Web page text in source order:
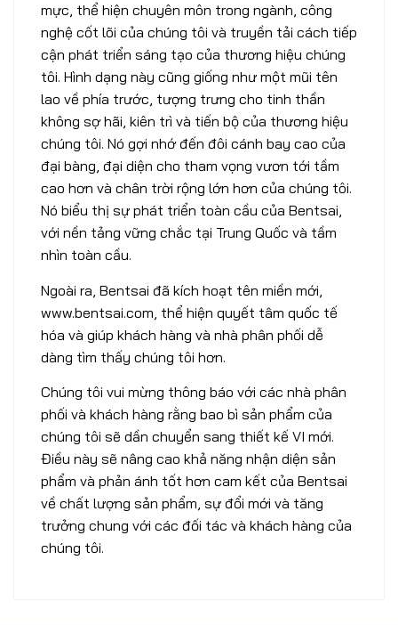
mực, thể hiện chuyên môn trong ngành, công
nghệ cốt lõi của chúng tôi và truyền tải cách tiếp
cận phát triển sáng tạo của thương hiệu chúng
tôi. Hình dạng này cũng giống như một mũi tên
lao về phía trước, tượng trưng cho tinh thần
không sợ hãi, kiên trì và tiến bộ của thương hiệu
chúng tôi. Nó gợi nhớ đến đôi cánh bay cao của
đại bàng, đại diện cho tham vọng vươn tới tầm
cao hơn và chân trời rộng lớn hơn của chúng tôi.
Nó biểu thị sự phát triển toàn cầu của Bentsai,
với nền tảng vững chắc tại Trung Quốc và tầm
nhìn toàn cầu.
Ngoài ra, Bentsai đã kích hoạt tên miền mới,
www.bentsai.com, thể hiện quyết tâm quốc tế
hóa và giúp khách hàng và nhà phân phối dễ
dàng tìm thấy chúng tôi hơn.
Chúng tôi vui mừng thông báo với các nhà phân
phối và khách hàng rằng bao bì sản phẩm của
chúng tôi sẽ dần chuyển sang thiết kế VI mới.
Điều này sẽ nâng cao khả năng nhận diện sản
phẩm và phản ánh tốt hơn cam kết của Bentsai
về chất lượng sản phẩm, sự đổi mới và tăng
trưởng chung với các đối tác và khách hàng của
chúng tôi.